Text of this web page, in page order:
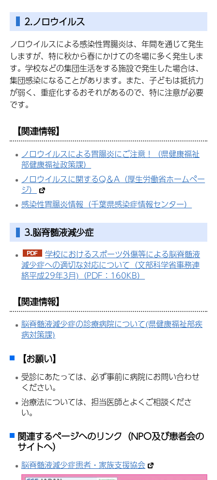
2.ノロウイルス
ノロウイルスによる感染性胃腸炎は、年間を通じて発生
しますが、特に秋から春にかけての冬場に多く発生しま
す。学校などの集団生活をする施設で発生した場合は、
集団感染になることがあります。また、子どもは抵抗力
が弱く、重症化するおそれがあるので、特に注意が必要
です。
【関連情報】
ノロウイルスによる胃腸炎にご注意！（県健康福祉
部健康福祉政策課）
ノロウイルスに関するQ＆A（厚生労働省ホームペー
ジ）
感染性胃腸炎情報（千葉県感染症情報センター）
3.脳脊髄液減少症
学校におけるスポーツ外傷等による脳脊髄液
減少症への適切な対応について（文部科学省事務連
絡平成29年3月)（PDF：160KB）
【関連情報】
脳脊髄液減少症の診療病院について(県健康福祉部疾
病対策課)
【お願い】
受診にあたっては、必ず事前に病院にお問い合わせ
ください。
治療法については、担当医師とよくご相談くださ
い。
関連するページへのリンク（NPO及び患者会の
サイトへ）
脳脊髄液減少症患者・家族支援協会